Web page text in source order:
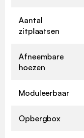
Aantal
zitplaatsen
Afneembare
hoezen
Moduleerbaar
Opbergbox